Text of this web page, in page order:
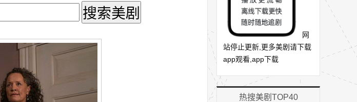
网
站停止更新,更多美剧请下载
app观看,app下载
热搜美剧TOP40